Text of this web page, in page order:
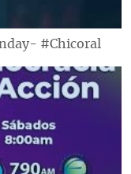
#Chicoral